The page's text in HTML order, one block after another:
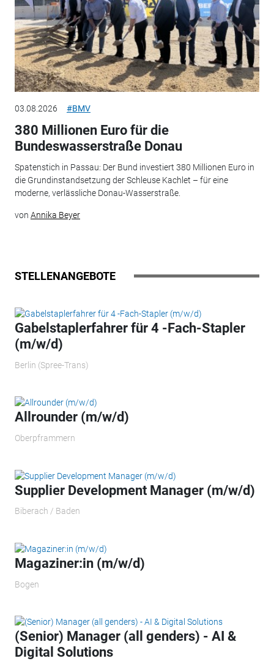
03.08.2026 #BMV
380 Millionen Euro für die
Bundeswasserstraße Donau
Spatenstich in Passau: Der Bund investiert 380 Millionen Euro in
die Grundinstandsetzung der Schleuse Kachlet – für eine
moderne, verlässliche Donau-Wasserstraße.
von Annika Beyer
STELLENANGEBOTE
Gabelstaplerfahrer für 4 -Fach-Stapler
(m/w/d)
Berlin (Spree-Trans)
Allrounder (m/w/d)
Oberpframmern
Supplier Development Manager (m/w/d)
Biberach / Baden
Magaziner:in (m/w/d)
Bogen
(Senior) Manager (all genders) - AI &
Digital Solutions